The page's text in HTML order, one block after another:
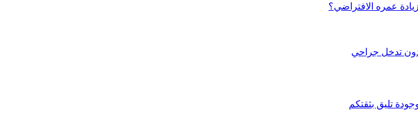
عمره الافتراضي؟
تدخل جراحي
تليق بثقتكم